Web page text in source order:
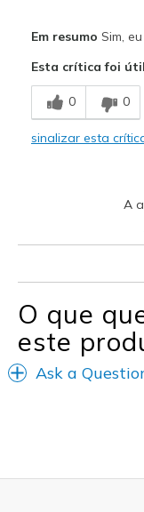
Breathe Well
Comfortable
Melhores
Casual Wear
Going Out
Travel
Width
Sizing
Em resumo Sim,
Esta crítica foi
0 0
sinalizar esta
A
O que
este
Ask a